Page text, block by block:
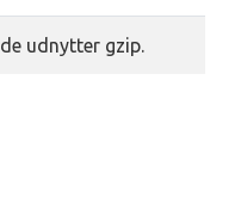
udnytter gzip.